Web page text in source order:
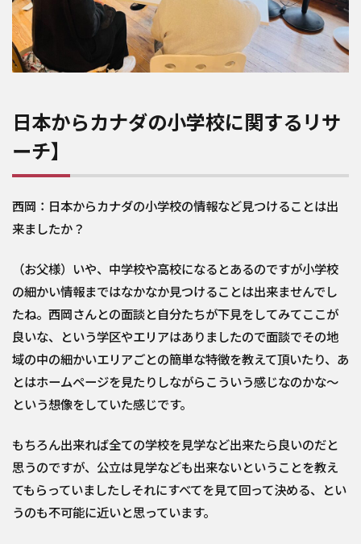
日本からカナダの小学校に関するリサ
ーチ】
西岡：日本からカナダの小学校の情報など見つけることは出
来ましたか？
（お父様）いや、中学校や高校になるとあるのですが小学校
の細かい情報まではなかなか見つけることは出来ませんでし
たね。西岡さんとの面談と自分たちが下見をしてみてここが
良いな、という学区やエリアはありましたので面談でその地
域の中の細かいエリアごとの簡単な特徴を教えて頂いたり、あ
とはホームページを見たりしながらこういう感じなのかな～
という想像をしていた感じです。
もちろん出来れば全ての学校を見学など出来たら良いのだと
思うのですが、公立は見学なども出来ないということを教え
てもらっていましたしそれにすべてを見て回って決める、とい
うのも不可能に近いと思っています。